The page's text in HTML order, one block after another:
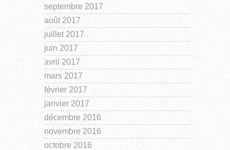
septembre 2017
août 2017
juillet 2017
juin 2017
avril 2017
mars 2017
février 2017
janvier 2017
décembre 2016
novembre 2016
octobre 2016